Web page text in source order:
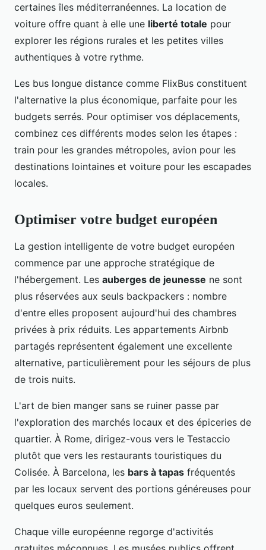
certaines îles méditerranéennes. La location de
voiture offre quant à elle une liberté totale pour
explorer les régions rurales et les petites villes
authentiques à votre rythme.
Les bus longue distance comme FlixBus constituent
l'alternative la plus économique, parfaite pour les
budgets serrés. Pour optimiser vos déplacements,
combinez ces différents modes selon les étapes :
train pour les grandes métropoles, avion pour les
destinations lointaines et voiture pour les escapades
locales.
Optimiser votre budget européen
La gestion intelligente de votre budget européen
commence par une approche stratégique de
l'hébergement. Les auberges de jeunesse ne sont
plus réservées aux seuls backpackers : nombre
d'entre elles proposent aujourd'hui des chambres
privées à prix réduits. Les appartements Airbnb
partagés représentent également une excellente
alternative, particulièrement pour les séjours de plus
de trois nuits.
L'art de bien manger sans se ruiner passe par
l'exploration des marchés locaux et des épiceries de
quartier. À Rome, dirigez-vous vers le Testaccio
plutôt que vers les restaurants touristiques du
Colisée. À Barcelona, les bars à tapas fréquentés
par les locaux servent des portions généreuses pour
quelques euros seulement.
Chaque ville européenne regorge d'activités